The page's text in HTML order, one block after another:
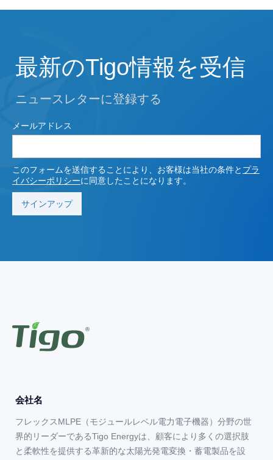
最新のTigo情報を受信
ニュースレターに登録する
メールアドレス
このフォームを送信することにより、お客様は当社の条件と プラ
イバシーポリシーに同意したことになります。
会社名
フレックスMLPE（モジュールレベル電力電子機器）分野の世
界的リーダーであるTigo Energyは、顧客により多くの選択肢
と柔軟性を提供する革新的な太陽光発電変換・蓄電製品を設